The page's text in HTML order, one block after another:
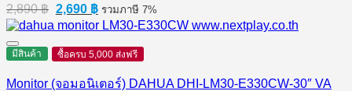
2,890฿ Original
price
was:
2,890 ฿.
2,690 ฿Current
price
is:
2,690 ฿.
รวมภาษี 7%
มีสินค้า ซื้อครบ 5,000 ส่งฟรี
Monitor (จอมอนิเตอร์) DAHUA DHI-LM30-E330CW-30″ VA